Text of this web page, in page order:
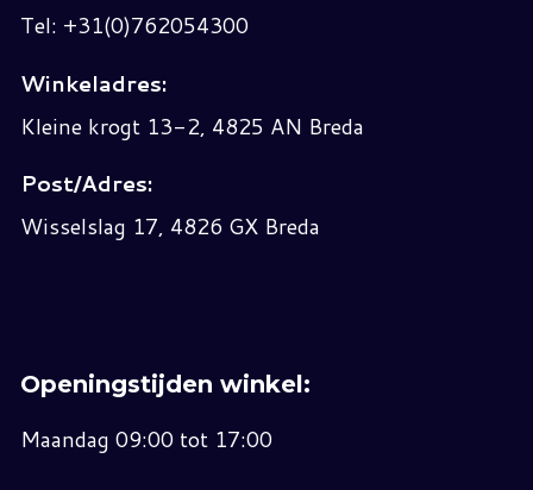
Tel: +31(0)762054300
Winkeladres:
Kleine krogt 13-2, 4825 AN Breda
Post/Adres:
Wisselslag 17, 4826 GX Breda
Openingstijden winkel:
Maandag 09:00 tot 17:00